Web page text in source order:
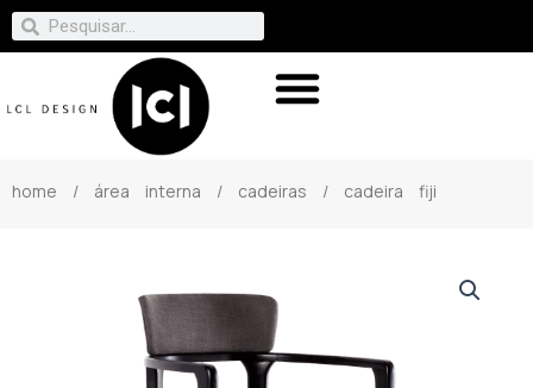
home / área interna / cadeiras / cadeira fiji